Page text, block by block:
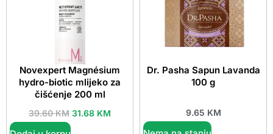
Novexpert Magnésium
hydro-biotic mlijeko za
čišćenje 200 ml
39.60KM 31.68 KM
Dr. Pasha Sapun Lavanda
100 g
9.65 KM